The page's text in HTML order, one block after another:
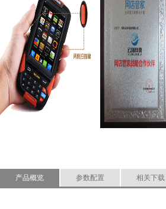
产品概览 参数配置 相关下载